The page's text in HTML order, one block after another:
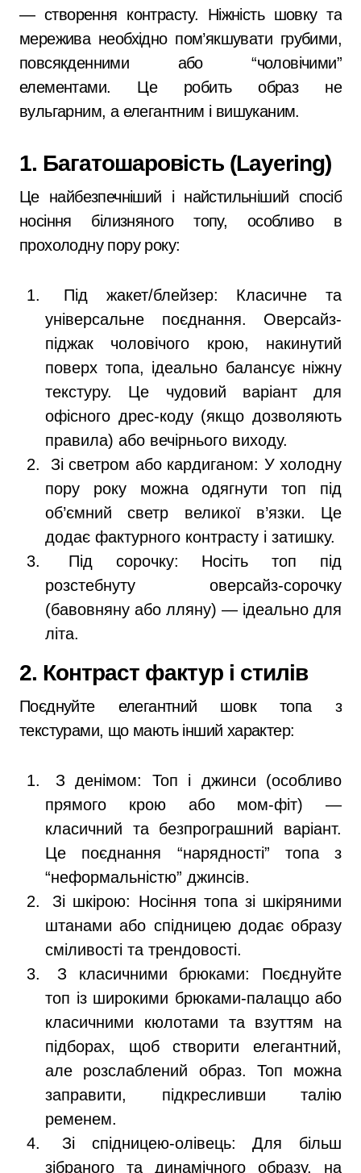
— створення контрасту. Ніжність шовку та
мережива необхідно пом’якшувати грубими,
повсякденними або “чоловічими”
елементами. Це робить образ не
вульгарним, а елегантним і вишуканим.
1. Багатошаровість (Layering)
Це найбезпечніший і найстильніший спосіб
носіння білизняного топу, особливо в
прохолодну пору року:
Під жакет/блейзер: Класичне та
універсальне поєднання. Оверсайз-
піджак чоловічого крою, накинутий
поверх топа, ідеально балансує ніжну
текстуру. Це чудовий варіант для
офісного дрес-коду (якщо дозволяють
правила) або вечірнього виходу.
Зі светром або кардиганом: У холодну
пору року можна одягнути топ під
об’ємний светр великої в’язки. Це
додає фактурного контрасту і затишку.
Під сорочку: Носіть топ під
розстебнуту оверсайз-сорочку
(бавовняну або лляну) — ідеально для
літа.
2. Контраст фактур і стилів
Поєднуйте елегантний шовк топа з
текстурами, що мають інший характер:
З денімом: Топ і джинси (особливо
прямого крою або мом-фіт) —
класичний та безпрограшний варіант.
Це поєднання “нарядності” топа з
“неформальністю” джинсів.
Зі шкірою: Носіння топа зі шкіряними
штанами або спідницею додає образу
сміливості та трендовості.
З класичними брюками: Поєднуйте
топ із широкими брюками-палаццо або
класичними кюлотами та взуттям на
підборах, щоб створити елегантний,
але розслаблений образ. Топ можна
заправити, підкресливши талію
ременем.
Зі спідницею-олівець: Для більш
зібраного та динамічного образу, на